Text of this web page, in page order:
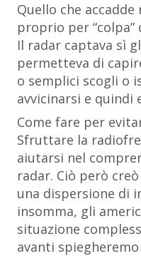
Quello che
proprio per
Il radar captava sì
permetteva di
o semplici scogli o
avvicinarsi e quindi
Come fare per
Sfruttare la
aiutarsi nel
radar. Ciò però
una dispersione di
insomma, gli
situazione
avanti